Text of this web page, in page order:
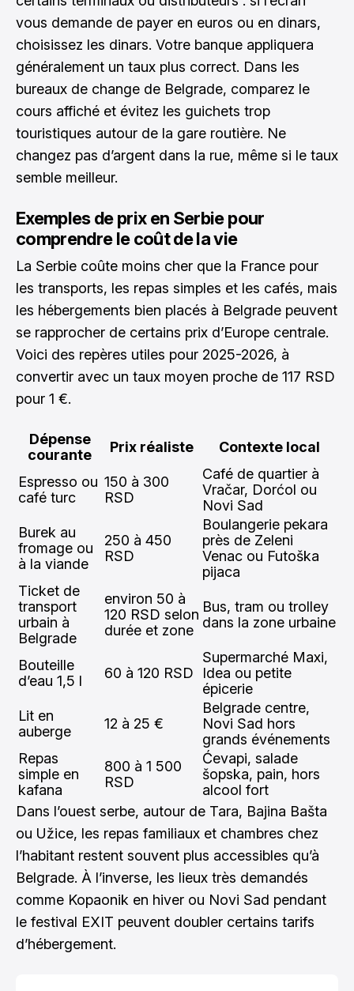
vous demande de payer en euros ou en dinars,
choisissez les dinars. Votre banque appliquera
généralement un taux plus correct. Dans les
bureaux de change de Belgrade, comparez le
cours affiché et évitez les guichets trop
touristiques autour de la gare routière. Ne
changez pas d’argent dans la rue, même si le taux
semble meilleur.
Exemples de prix en Serbie pour
comprendre le coût de la vie
La Serbie coûte moins cher que la France pour
les transports, les repas simples et les cafés, mais
les hébergements bien placés à Belgrade peuvent
se rapprocher de certains prix d’Europe centrale.
Voici des repères utiles pour 2025-2026, à
convertir avec un taux moyen proche de 117 RSD
pour 1 €.
Dépense
courante
Prix réaliste Contexte local
Espresso ou
café turc
150 à 300
RSD
Café de quartier à
Vračar, Dorćol ou
Novi Sad
Burek au
fromage ou
à la viande
250 à 450
RSD
Boulangerie pekara
près de Zeleni
Venac ou Futoška
pijaca
Ticket de
transport
urbain à
Belgrade
environ 50 à
120 RSD selon
durée et zone
Bus, tram ou trolley
dans la zone urbaine
Bouteille
d’eau 1,5 l
60 à 120 RSD
Supermarché Maxi,
Idea ou petite
épicerie
Lit en
auberge
12 à 25 €
Belgrade centre,
Novi Sad hors
grands événements
Repas
simple en
kafana
800 à 1 500
RSD
Ćevapi, salade
šopska, pain, hors
alcool fort
Dans l’ouest serbe, autour de Tara, Bajina Bašta
ou Užice, les repas familiaux et chambres chez
l’habitant restent souvent plus accessibles qu’à
Belgrade. À l’inverse, les lieux très demandés
comme Kopaonik en hiver ou Novi Sad pendant
le festival EXIT peuvent doubler certains tarifs
d’hébergement.